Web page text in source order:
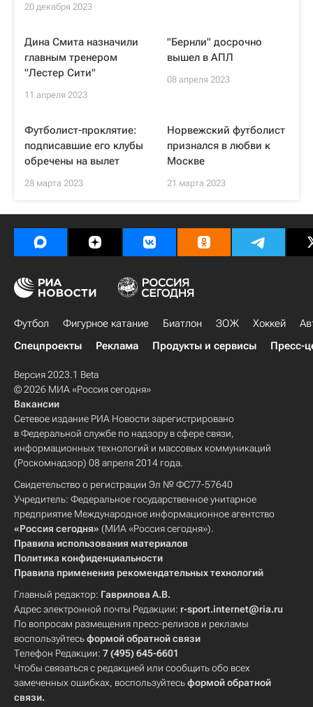
20 декабря 2023
Дина Смита назначили
главным тренером
"Лестер Сити"
11 апреля 2023
"Бернли" досрочно
вышел в АПЛ
08 апреля 2023
Футболист-проклятие:
подписавшие его клубы
обречены на вылет
28 марта 2023
Норвежский футболист
признался в любви к
Москве
21 марта 2023
Футбол Фигурное катание Биатлон ЗОЖ Хоккей
Спецпроекты
Реклама Продукты и сервисы Пресс-
Версия 2023.1 Beta
© 2026 МИА «Россия сегодня»
Вакансии
Сетевое издание РИА Новости зарегистрировано
в Федеральной службе по надзору в сфере связи,
информационных технологий и массовых коммуникаций
(Роскомнадзор) 08 апреля 2014 года.
Свидетельство о регистрации Эл № ФС77-57640
Учредитель: Федеральное государственное унитарное
предприятие Международное информационное агентство
«Россия сегодня» (МИА «Россия сегодня»).
Правила использования материалов
Политика конфиденциальности
Правила применения рекомендательных технологий
Главный редактор: Гаврилова А.В.
Адрес электронной почты Редакции: r-sport.internet@ria.ru
По вопросам размещения пресс-релизов и рекламы
воспользуйтесьформой обратной связи
Телефон Редакции: 7 (495) 645-6601
Чтобы связаться с редакцией или сообщить обо всех
замеченных ошибках, воспользуйтесьформой обратной
связи.